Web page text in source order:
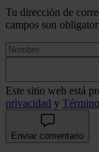
Tu dirección de
campos son
Este sitio web está
privacidad y
Enviar comentario